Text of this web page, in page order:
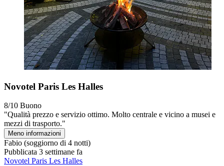
Novotel Paris Les Halles
8/10 Buono
"Qualità prezzo e servizio ottimo. Molto centrale e vicino a musei e
mezzi di trasporto."
Meno informazioni
Fabio (soggiorno di 4 notti)
Pubblicata 3 settimane fa
Novotel Paris Les Halles